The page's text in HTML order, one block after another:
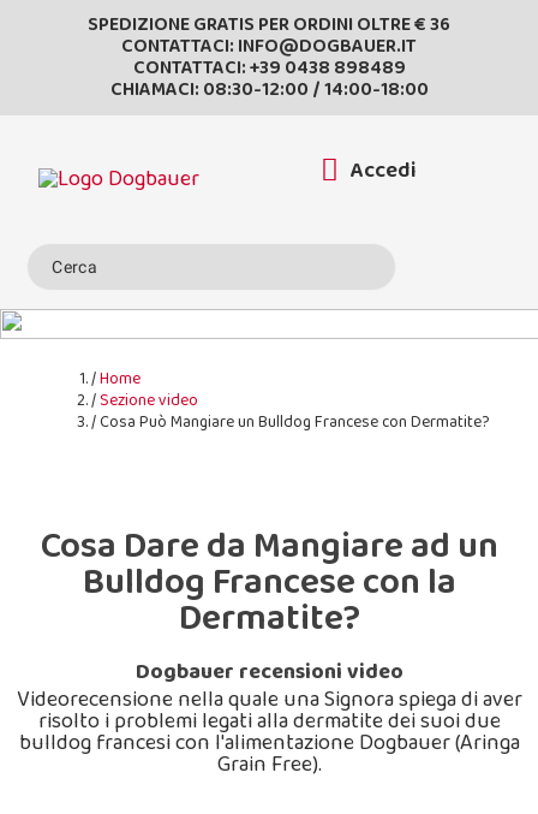
SPEDIZIONE GRATIS PER ORDINI OLTRE € 36
CONTATTACI: INFO@DOGBAUER.IT
CONTATTACI:+39 0438 898489
CHIAMACI: 08:30-12:00 / 14:00-18:00
Accedi
Home
Sezione video
Cosa Può Mangiare un Bulldog Francese con Dermatite?
Cosa Dare da Mangiare ad un
Bulldog Francese con la
Dermatite?
Dogbauer recensioni video
Videorecensione nella quale una Signora spiega di aver
risolto i problemi legati alla dermatite dei suoi due
bulldog francesi con l'alimentazione Dogbauer (Aringa
Grain Free).